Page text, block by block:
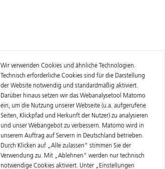
Wir verwenden Cookies und ähnliche Technologien.
Technisch erforderliche Cookies sind für die Darstellung
der Website notwendig und standardmäßig aktiviert.
Darüber hinaus setzen wir das Webanalysetool Matomo
ein, um die Nutzung unserer Webseite (u.a. aufgerufene
Seiten, Klickpfad und Herkunft der Nutzer) zu analysieren
und unser Webangebot zu verbessern. Matomo wird in
unserem Auftrag auf Servern in Deutschland betrieben.
Durch Klicken auf „Alle zulassen“ stimmen Sie der
Verwendung zu. Mit „Ablehnen" werden nur technisch
notwendige Cookies aktiviert. Unter „Einstellungen